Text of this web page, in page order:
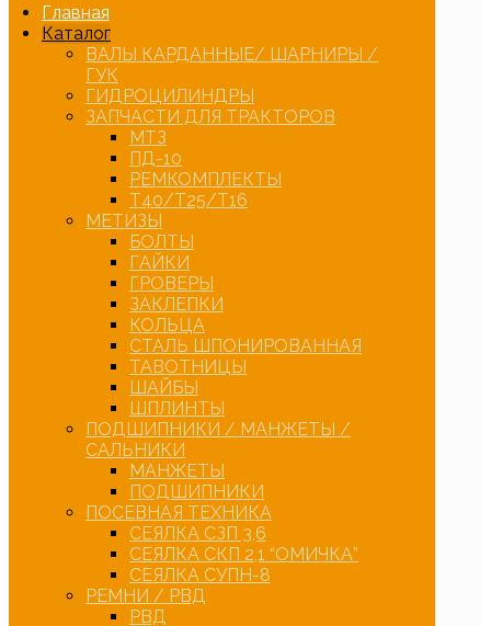
Главная
Каталог
ВАЛЫ КАРДАННЫЕ/ ШАРНИРЫ /
ГУК
ГИДРОЦИЛИНДРЫ
ЗАПЧАСТИ ДЛЯ ТРАКТОРОВ
МТЗ
ПД-10
РЕМКОМПЛЕКТЫ
Т40/Т25/Т16
МЕТИЗЫ
БОЛТЫ
ГАЙКИ
ГРОВЕРЫ
ЗАКЛЕПКИ
КОЛЬЦА
СТАЛЬ ШПОНИРОВАННАЯ
ТАВОТНИЦЫ
ШАЙБЫ
ШПЛИНТЫ
ПОДШИПНИКИ / МАНЖЕТЫ /
САЛЬНИКИ
МАНЖЕТЫ
ПОДШИПНИКИ
ПОСЕВНАЯ ТЕХНИКА
СЕЯЛКА СЗП 3,6
СЕЯЛКА СКП 2,1 “ОМИЧКА”
СЕЯЛКА СУПН-8
РЕМНИ / РВД
РВД